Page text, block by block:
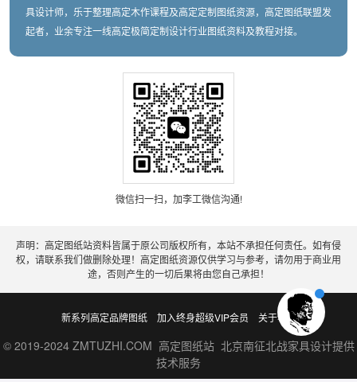
具设计师，乐于整理高定木作课程及高定定制图纸资源，高定图纸联盟发
起者，业余专注一线高定极简定制设计行业图纸资料及教程对接。
微信扫一扫，加李工微信沟通!
声明：高定图纸站资料皆属于原公司版权所有，本站不承担任何责任。如有侵
权，请联系我们做删除处理！高定图纸资源仅供学习与参考，请勿用于商业用
途，否则产生的一切后果将由您自己承担！
新系列高定品牌图纸 加入终身超级VIP会员 关于老李
© 2019-2024 ZMTUZHI.COM 高定图纸站 北京南征北战家具设计提供
技术服务